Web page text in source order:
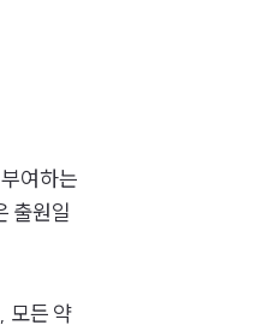
여하는
출원일
든 약